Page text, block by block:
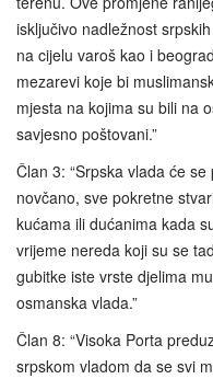
isključivo nadležnost
na cijelu varoš kao i
mezarevi koje bi
mjesta na kojima su bili na
savjesno poštovani.”
Član 3: “Srpska vlada će
novčano, sve pokretne
kućama ili dućanima kada
vrijeme nereda koji su se
gubitke iste vrste djelima
osmanska vlada.”
Član 8: “Visoka Porta
srpskom vladom da se svi